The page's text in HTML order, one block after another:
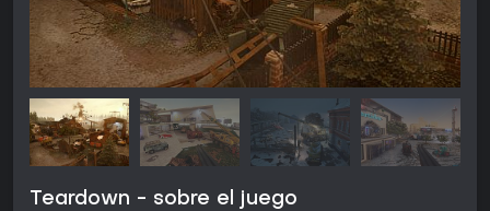
Teardown - sobre el juego